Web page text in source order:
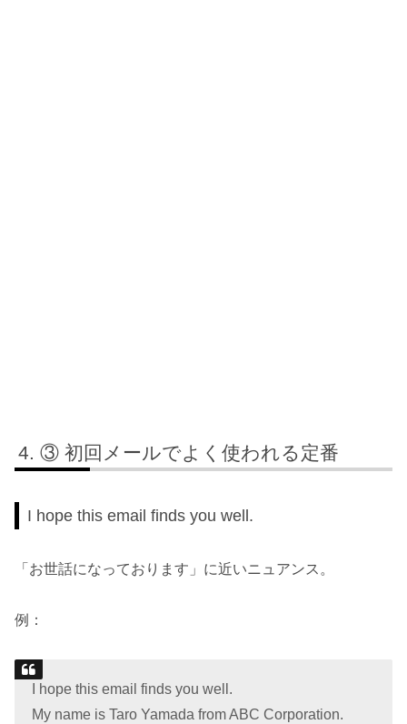
③ 初回メールでよく使われる定番
I hope this email finds you well.
「お世話になっております」に近いニュアンス。
例：
I hope this email finds you well.
My name is Taro Yamada from ABC Corporation.